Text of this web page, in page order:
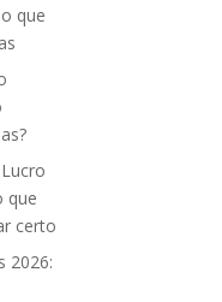
que
que
certo
2026: